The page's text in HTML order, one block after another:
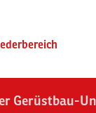
Gerüstbau-